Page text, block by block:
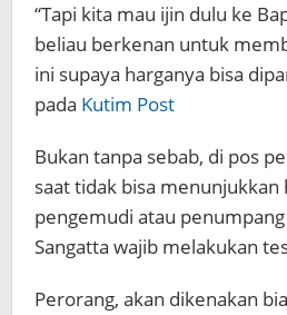
“Tapi kita mau ijin dulu ke
beliau berkenan untuk
ini supaya harganya bisa
pada Kutim Post
Bukan tanpa sebab, di pos
saat tidak bisa menunjukkan
pengemudi atau
Sangatta wajib melakukan
Perorang, akan dikenakan